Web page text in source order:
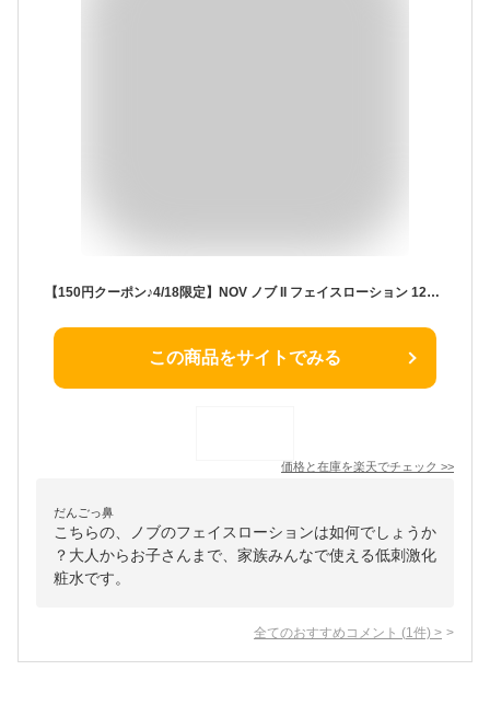
【150円クーポン♪4/18限定】NOV ノブ II フェイスローション 120ml 化粧水 しっとり 低刺激 敏感肌 保湿 国内正規品 あす楽
この商品をサイトでみる
価格と在庫を楽天でチェック >>
だんごっ鼻
こちらの、ノブのフェイスローションは如何でしょうか
？大人からお子さんまで、家族みんなで使える低刺激化
粧水です。
全てのおすすめコメント (1 件) >